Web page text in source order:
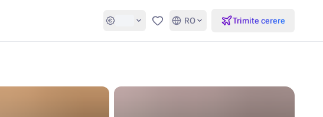
Favorite
RO Trimite cerere